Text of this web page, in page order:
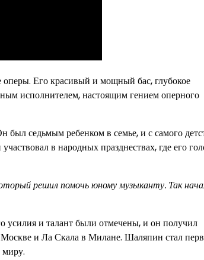
Его красивый и мощный бас, глубокое
исполнителем, настоящим гением оперного
был седьмым ребенком в семье, и с самого
в народных празднествах, где его
решил помочь юному музыканту. Так
усилия и талант были отмечены, и он получил
и Ла Скала в Милане. Шаляпин стал